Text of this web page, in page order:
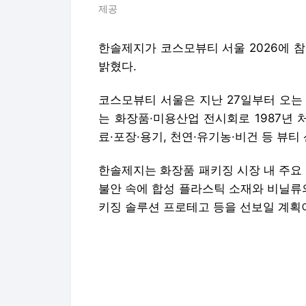
제공
한솔제지가 코스모뷰티 서울 2026에
밝혔다.
코스모뷰티 서울은 지난 27일부터 오
는 화장품·미용산업 전시회로 1987년
료·포장·용기, 천연·유기농·비건 등 뷰
한솔제지는 화장품 패키징 시장 내 주
불안 속에 합성 플라스틱 소재와 비닐
키징 솔루션 프로테고 등을 선보일 계획